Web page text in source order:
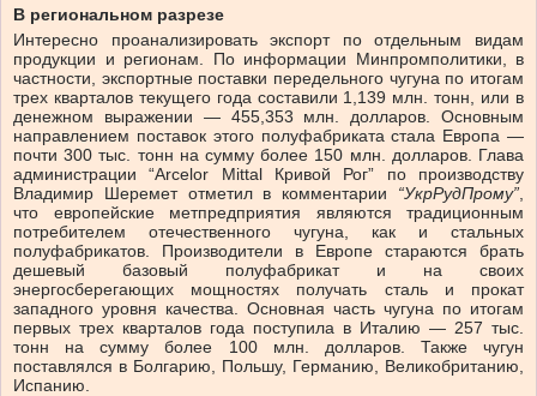
В региональном разрезе
Интересно проанализировать экспорт по отдельным видам
продукции и регионам. По информации Минпромполитики, в
частности, экспортные поставки передельного чугуна по итогам
трех кварталов текущего года составили 1,139 млн. тонн, или в
денежном выражении — 455,353 млн. долларов. Основным
направлением поставок этого полуфабриката стала Европа —
почти 300 тыс. тонн на сумму более 150 млн. долларов. Глава
администрации “Arcelor Mittal Кривой Рог” по производству
Владимир Шеремет отметил в комментарии “УкрРудПрому”
что европейские метпредприятия являются традиционным
потребителем отечественного чугуна, как и стальных
полуфабрикатов. Производители в Европе стараются брать
дешевый базовый полуфабрикат и на своих
энергосберегающих мощностях получать сталь и прокат
западного уровня качества. Основная часть чугуна по итогам
первых трех кварталов года поступила в Италию — 257 тыс.
тонн на сумму более 100 млн. долларов. Также чугун
поставлялся в Болгарию, Польшу, Германию, Великобританию,
Испанию.